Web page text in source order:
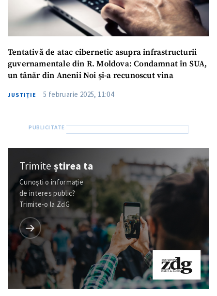
Tentativă de atac cibernetic asupra infrastructurii
guvernamentale din R. Moldova: Condamnat în SUA,
un tânăr din Anenii Noi și-a recunoscut vina
JUSTIȚIE 5 februarie 2025, 11:04
Trimiteștirea ta
Cunoști o informație
de interes public?
Trimite-o la ZdG